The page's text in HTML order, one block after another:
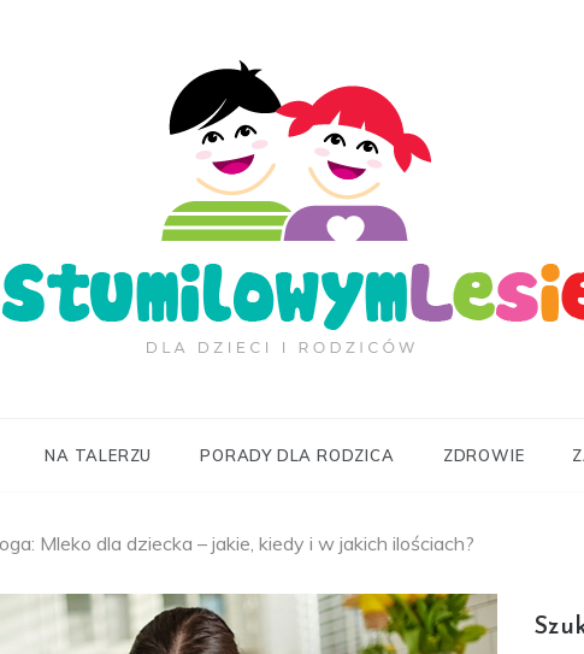
NA TALERZU PORADY DLA RODZICA ZDROWIE
Mleko dla dziecka – jakie, kiedy i w jakich ilościach?